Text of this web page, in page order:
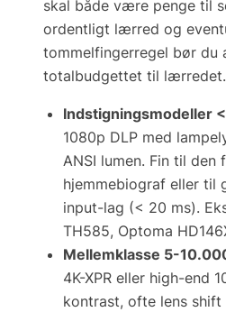
skal både være penge til
ordentligt lærred og
tommelfingerregel bør
totalbudgettet til lærredet.
Indstigningsmodeller
1080p DLP med
ANSI lumen. Fin til den
hjemmebiograf eller til
input-lag (< 20 ms).
TH585, Optoma
Mellemklasse 5-
4K-XPR eller high-end
kontrast, ofte lens